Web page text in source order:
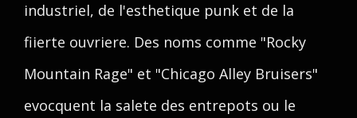
industriel, de l'esthetique punk et de la
fiierte ouvriere. Des noms comme "Rocky
Mountain Rage" et "Chicago Alley Bruisers"
evocquent la salete des entrepots ou le